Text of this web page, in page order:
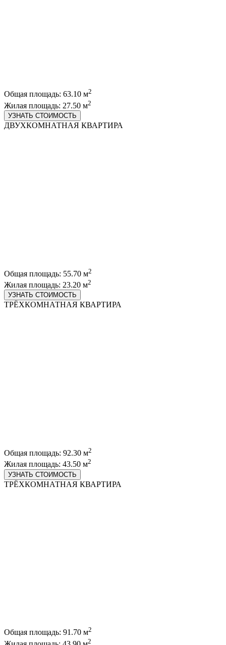
Общая площадь: 63.10 м2
Жилая площадь: 27.50 м2
УЗНАТЬ СТОИМОСТЬ
ДВУХКОМНАТНАЯ КВАРТИРА
Общая площадь: 55.70 м2
Жилая площадь: 23.20 м2
УЗНАТЬ СТОИМОСТЬ
ТРЁХКОМНАТНАЯ КВАРТИРА
Общая площадь: 92.30 м2
Жилая площадь: 43.50 м2
УЗНАТЬ СТОИМОСТЬ
ТРЁХКОМНАТНАЯ КВАРТИРА
Общая площадь: 91.70 м2
2